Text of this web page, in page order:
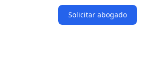
Solicitar abogado